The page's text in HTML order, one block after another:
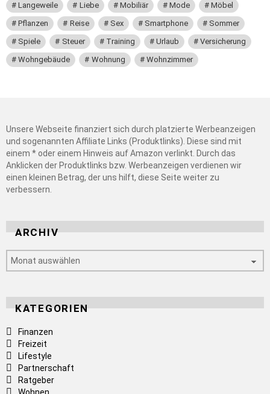
Langeweile
Liebe Mobiliär Mode
Möbel
Pflanzen
Reise Sex Smartphone
Sommer
Spiele
Steuer Training Urlaub
Versicherung
Wohngebäude
Wohnung Wohnzimmer
Unsere Webseite finanziert sich durch platzierte Werbeanzeigen
und sogenannten Affiliate Links (Produktlinks). Diese sind mit
einem * oder einem Hinweis auf Amazon verlinkt. Durch das
Anklicken der Produktlinks bzw. Werbeanzeigen verdienen wir
einen kleinen Betrag, der uns hilft, diese Seite weiter zu
verbessern.
ARCHIV
KATEGORIEN
Finanzen
Freizeit
Lifestyle
Partnerschaft
Ratgeber